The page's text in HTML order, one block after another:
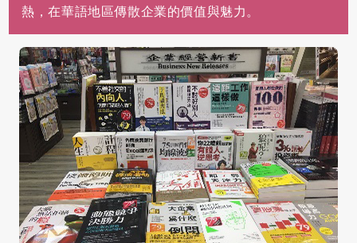
熱，在華語地區傳散企業的價值與魅力。